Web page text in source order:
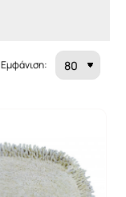
Εμφάνιση: